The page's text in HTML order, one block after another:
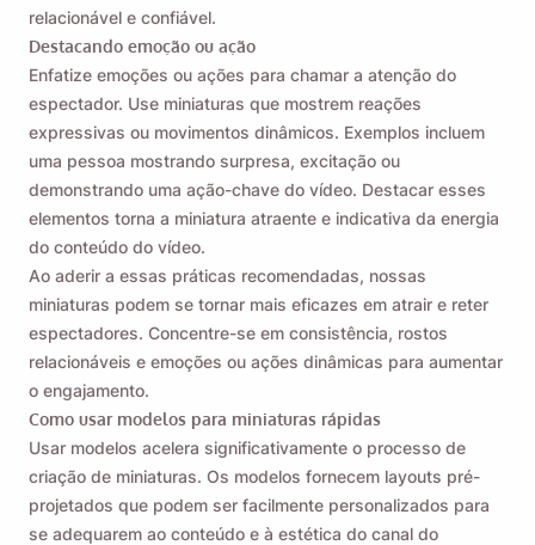
relacionável e confiável.
Destacando emoção ou ação
Enfatize emoções ou ações para chamar a atenção do
espectador. Use miniaturas que mostrem reações
expressivas ou movimentos dinâmicos. Exemplos incluem
uma pessoa mostrando surpresa, excitação ou
demonstrando uma ação-chave do vídeo. Destacar esses
elementos torna a miniatura atraente e indicativa da energia
do conteúdo do vídeo.
Ao aderir a essas práticas recomendadas, nossas
miniaturas podem se tornar mais eficazes em atrair e reter
espectadores. Concentre-se em consistência, rostos
relacionáveis ​​e emoções ou ações dinâmicas para aumentar
o engajamento.
Como usar modelos para miniaturas rápidas
Usar modelos acelera significativamente o processo de
criação de miniaturas. Os modelos fornecem layouts pré-
projetados que podem ser facilmente personalizados para
se adequarem ao conteúdo e à estética do canal do